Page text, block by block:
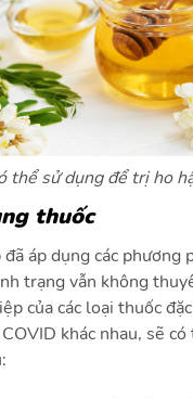
thể sử dụng để trị ho
thuốc
áp dụng các phương
trạng vẫn không
của các loại thuốc
khác nhau, sẽ